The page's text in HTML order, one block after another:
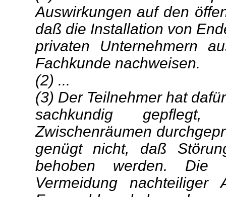
Auswirkungen auf den
daß die Installation von
privaten Unternehmern
Fachkunde nachweisen.
(2) ...
(3) Der Teilnehmer hat
sachkundig gepflegt,
Zwischenräumen
genügt nicht, daß
behoben werden. Die
Vermeidung nachteiliger